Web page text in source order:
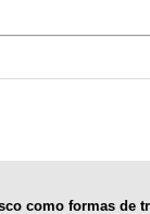
como formas de